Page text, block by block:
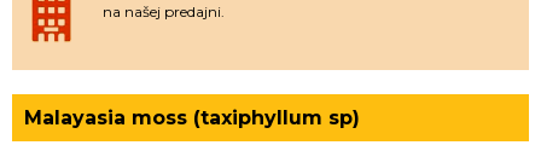
na našej predajni.
Malayasia moss (taxiphyllum sp)